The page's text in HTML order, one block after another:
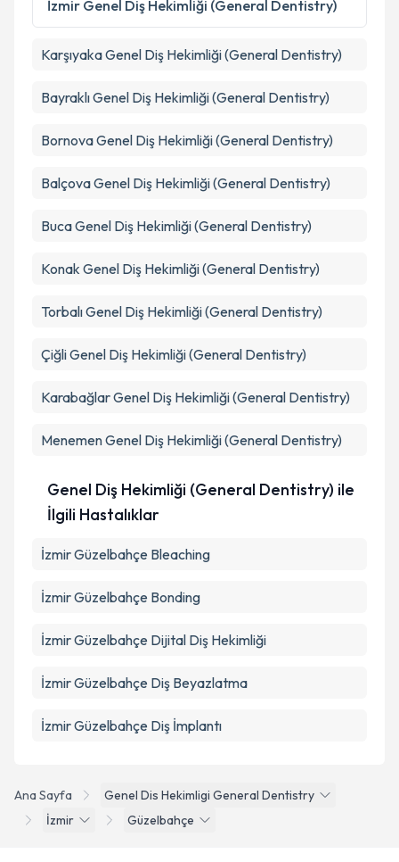
kapsamda işlenmesini kabul ediyorum.
Ana Sayfa
Genel Dis Hekimligi General Dentistry
İzmir
Güzelbahçe
İzmir Genel Diş Hekimliği (General Dentistry)
KarşıyakaGenel Diş Hekimliği (General Dentistry)
BayraklıGenel Diş Hekimliği (General Dentistry)
BornovaGenel Diş Hekimliği (General Dentistry)
BalçovaGenel Diş Hekimliği (General Dentistry)
BucaGenel Diş Hekimliği (General Dentistry)
Konak Genel Diş Hekimliği (General Dentistry)
TorbalıGenel Diş Hekimliği (General Dentistry)
ÇiğliGenel Diş Hekimliği (General Dentistry)
KarabağlarGenel Diş Hekimliği (General Dentistry)
MenemenGenel Diş Hekimliği (General Dentistry)
Genel Diş Hekimliği (General Dentistry) ile
İlgili Hastalıklar
İzmir Güzelbahçe Bleaching
İzmir Güzelbahçe Bonding
İzmir Güzelbahçe Dijital Diş Hekimliği
İzmir Güzelbahçe Diş Beyazlatma
İzmir Güzelbahçe Diş İmplantı